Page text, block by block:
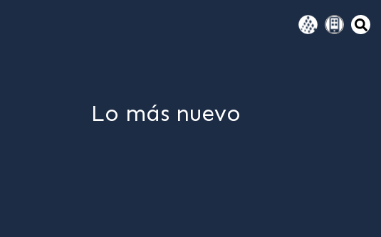
Lo más nuevo